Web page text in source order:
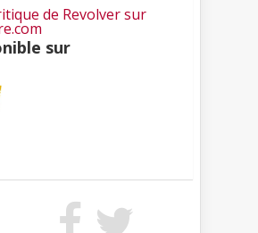
de Revolver sur
sur